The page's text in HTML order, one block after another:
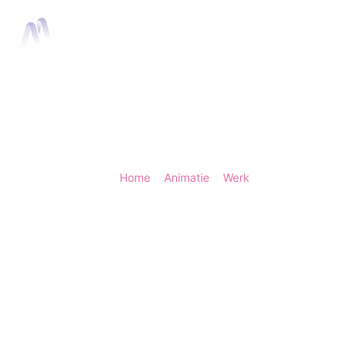
Home Animatie >Werk